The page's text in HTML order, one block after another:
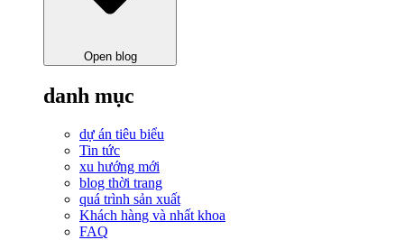
Open blog
danh mục
dự án tiêu biểu
Tin tức
xu hướng mới
blog thời trang
quá trình sản xuất
Khách hàng và nhất khoa
FAQ